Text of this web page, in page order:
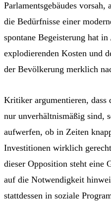
Parlamentsgebäudes
die Bedürfnisse einer
spontane Begeisterung hat
explodierenden Kosten und
der Bevölkerung merklich
Kritiker argumentieren, dass
nur unverhältnismäßig sind,
aufwerfen, ob in Zeiten
Investitionen wirklich
dieser Opposition steht eine
auf die Notwendigkeit
stattdessen in soziale